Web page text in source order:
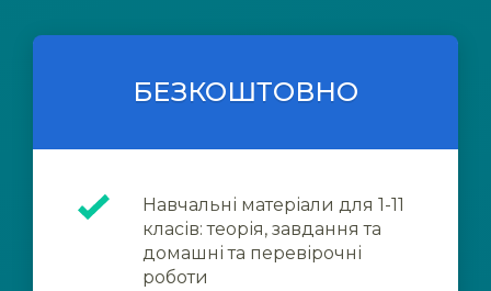
БЕЗКОШТОВНО
Навчальні матеріали для 1-11
класів: теорія, завдання та
домашні та перевірочні
роботи